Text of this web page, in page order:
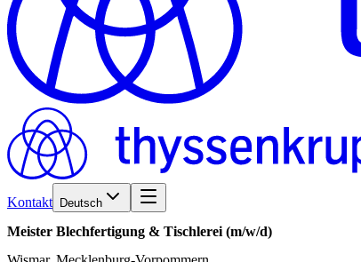
Kontakt Deutsch
Meister Blechfertigung & Tischlerei (m/w/d)